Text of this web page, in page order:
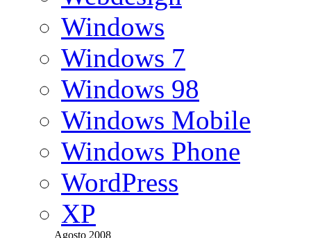
Windows
Windows 7
Windows 98
Windows Mobile
Windows Phone
WordPress
XP
Agosto 2008